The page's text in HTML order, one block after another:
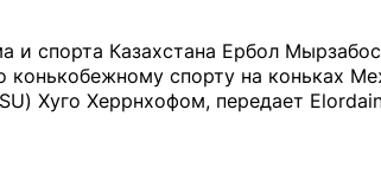
и спорта Казахстана Ербол
конькобежному спорту на коньках
Хуго Херрнхофом, передает